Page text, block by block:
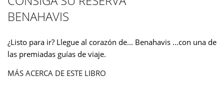
BENAHAVIS
¿Listo para ir? Llegue al corazón de... Benahavis ...con una de
las premiadas guías de viaje.
MÁS ACERCA DE ESTE LIBRO